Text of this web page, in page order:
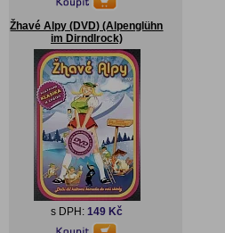
Žhavé Alpy (DVD) (Alpenglühn
im Dirndlrock)
s DPH: 149 Kč